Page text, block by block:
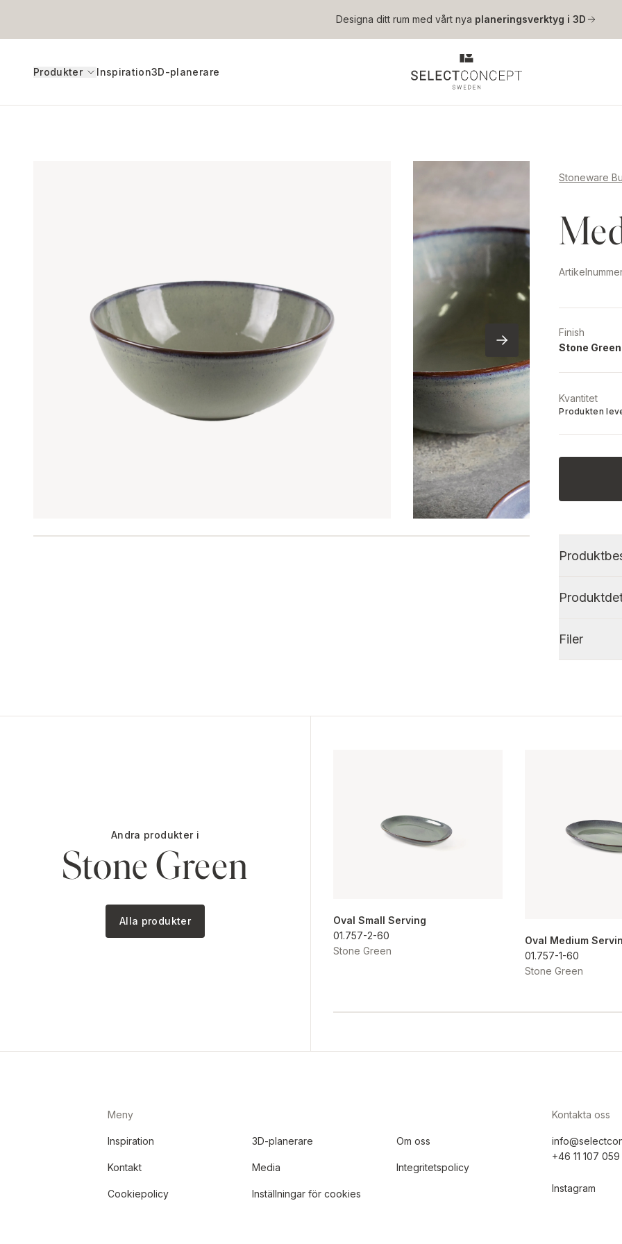
Hoppa till huvudinnehåll
Designa ditt rum med vårt nya planeringsverktyg i 3D
Produkter Inspiration3D-planerare
Stoneware
Finish
Stone Green
Kvantitet
Produkten
Filer
Andra produkter i
Stone Green
Alla produkter
Oval Small Serving
01.757-2-60
Stone Green
Oval Medium
01.757-1-60
Stone Green
Meny
Inspiration 3D-planerare Om oss
Kontakt Media Integritetspolicy
Cookiepolicy Inställningar för cookies
Kontakta oss
+46 11 107 059
Instagram